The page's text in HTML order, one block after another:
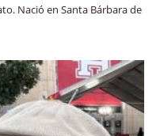
Nació en Santa Bárbara de